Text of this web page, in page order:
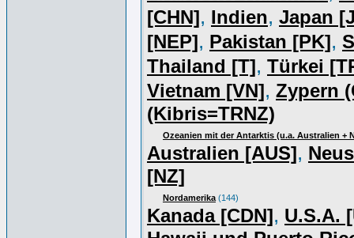
[CHN], Indien, Japan
[NEP], Pakistan [PK],
Thailand [T], Türkei
Vietnam [VN], Zypern
(Kibris=TRNZ)
Ozeanien mit der Antarktis (u.a. Australien +
Australien [AUS],
[NZ]
Nordamerika (144)
Kanada [CDN], U.S.A.